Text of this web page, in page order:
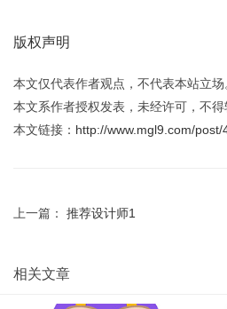
版权声明
本文仅代表作者观点，不代表本站立场
本文系作者授权发表，未经许可，不得
本文链接： http://www.mgl9.com/post/
上一篇： 推荐设计师1
相关文章